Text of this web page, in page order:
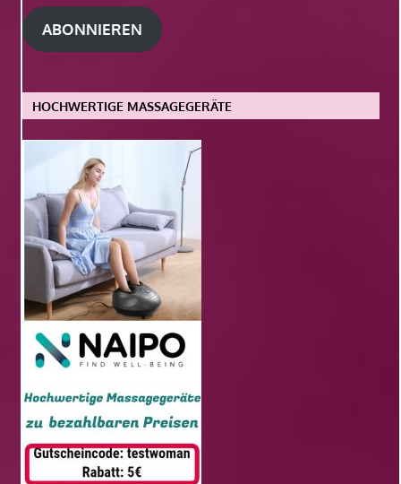
Adresse
ABONNIEREN
HOCHWERTIGE MASSAGEGERÄTE